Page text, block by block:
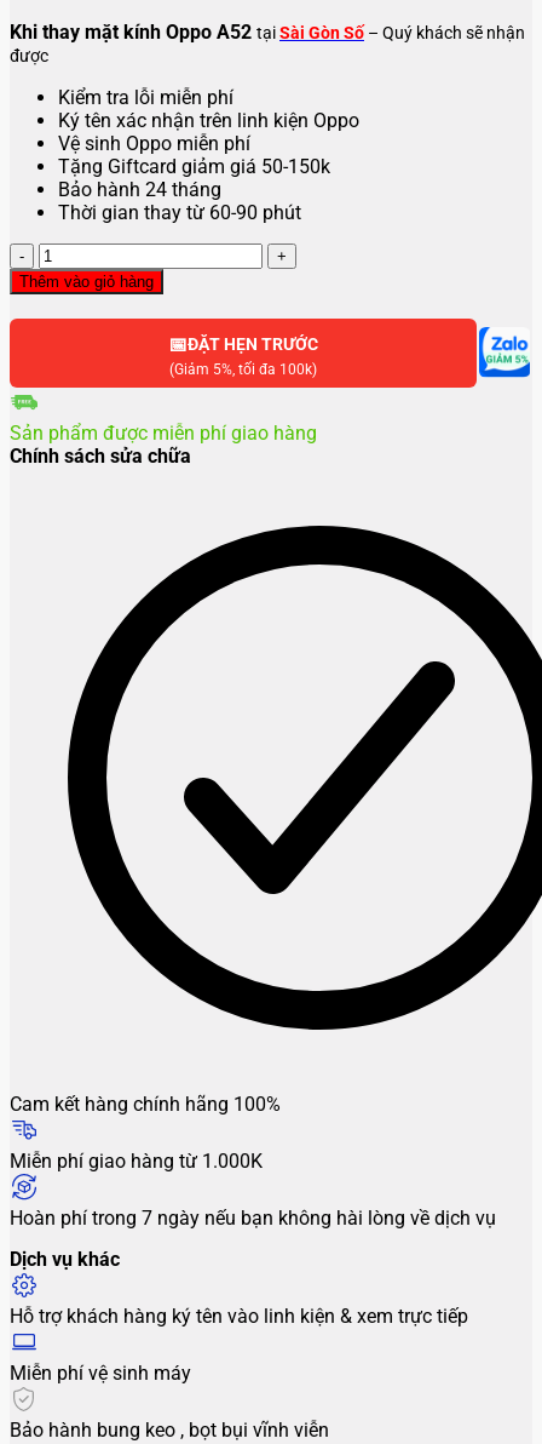
Khi thay mặt kính Oppo A52 tạiSài Gòn Số – Quý khách sẽ nhận
được
Kiểm tra lỗi miễn phí
Ký tên xác nhận trên linh kiện Oppo
Vệ sinh Oppo miễn phí
Tặng Giftcard giảm giá 50-150k
Bảo hành 24 tháng
Thời gian thay từ 60-90 phút
Thay
mặt
kính
OPPO
lượng
Thêm vào giỏ hàng
📅ĐẶT HẸN TRƯỚC
(Giảm 5%, tối đa 100k)
Sản phẩm được miễn phí giao hàng
Chính sách sửa chữa
Cam kết hàng chính hãng 100%
Miễn phí giao hàng từ 1.000K
Hoàn phí trong 7 ngày nếu bạn không hài lòng về dịch vụ
Dịch vụ khác
Hỗ trợ khách hàng ký tên vào linh kiện & xem trực tiếp
Miễn phí vệ sinh máy
Bảo hành bung keo , bọt bụi vĩnh viễn